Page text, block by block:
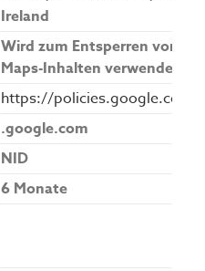
Ireland
Wird zum Entsperren von
Maps-Inhalten verwendet.
https://policies.google.com/
.google.com
NID
6 Monate